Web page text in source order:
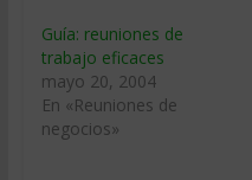
Guía: reuniones de
trabajo eficaces
mayo 20, 2004
En «Reuniones de
negocios»